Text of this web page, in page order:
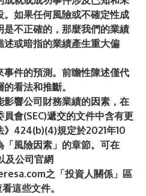
如果任何風險或不確定性成
不正確的，那麼我們的業績
或暗指的業績產生重大偏
件的預測。前瞻性陳述僅代
看法和推斷。
響公司財務業績的因素，在
會(SEC)遞交的文件中含有更
》424(b)(4)規定於2021年10
「風險因素」的章節。可在
及公司官網
之「投資人關係」區
這些文件。